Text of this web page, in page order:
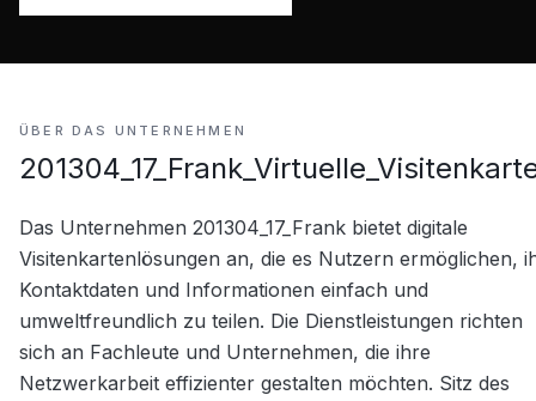
ÜBER DAS UNTERNEHMEN
Das Unternehmen 201304_17_Frank bietet digitale
Visitenkartenlösungen an, die es Nutzern ermöglichen,
Kontaktdaten und Informationen einfach und
umweltfreundlich zu teilen. Die Dienstleistungen richten
sich an Fachleute und Unternehmen, die ihre
Netzwerkarbeit effizienter gestalten möchten. Sitz des